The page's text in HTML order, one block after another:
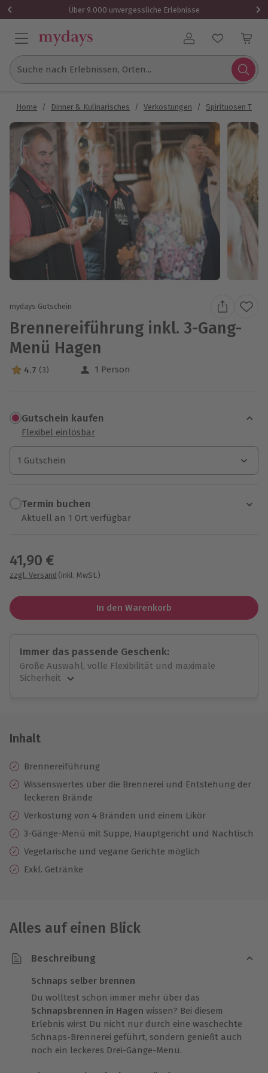
Über 9.000 unvergessliche Erlebnisse
Benutzerkonto
Suche nach Erlebnissen, Orten...
Home / Dinner & Kulinarisches / Verkostungen / Spirituosen
mydays Gutschein
Brennereiführung inkl. 3-Gang-
Menü Hagen
4.7 Sterne von 5 aus 3 Bewertungen
4.7 (3) 1 Person
Gutschein kaufen
Flexibel einlösbar
1 Gutschein
1 Gutschein
1 Gutschein
Termin buchen
Aktuell an 1 Ort verfügbar
41,90 €
zzgl. Versand (inkl. MwSt.)
In den Warenkorb
Immer das passende Geschenk:
Große Auswahl, volle Flexibilität und maximale
Sicherheit
Jeder Gutschein für alle Erlebnisse einlösbar.
10 Jahre gültig & verlängerbar.
Inhalt
Brennereiführung
Wissenswertes über die Brennerei und Entstehung der
leckeren Brände
Verkostung von 4 Bränden und einem Likör
3-Gänge-Menü mit Suppe, Hauptgericht und Nachtisch
Vegetarische und vegane Gerichte möglich
Exkl. Getränke
Alles auf einen Blick
Beschreibung
Schnaps selber brennen
Du wolltest schon immer mehr über das
Schnapsbrennen in Hagen wissen? Bei diesem
Erlebnis wirst Du nicht nur durch eine waschechte
Schnaps-Brennerei geführt, sondern genießt auch
noch ein leckeres Drei-Gänge-Menü.